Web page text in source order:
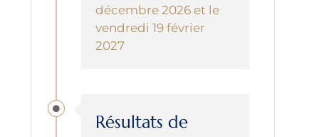
décembre 2026 et le
vendredi 19 février
2027
Résultats de